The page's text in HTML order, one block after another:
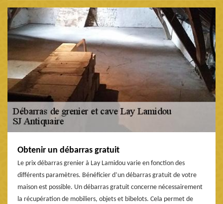
Obtenir un débarras gratuit
Le prix débarras grenier à Lay Lamidou varie en fonction des
différents paramètres. Bénéficier d’un débarras gratuit de votre
maison est possible. Un débarras gratuit concerne nécessairement
la récupération de mobiliers, objets et bibelots. Cela permet de